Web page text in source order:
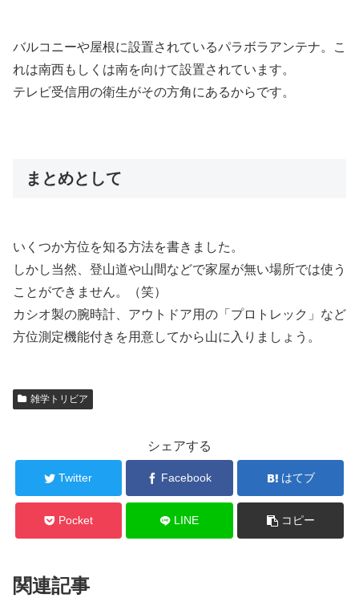
バルコニーや屋根に設置されているパラボラアンテナ。こ
れは南西もしくは南を向けて設置されています。
テレビ受信用の衛生がその方角にあるからです。
まとめとして
いくつか方位を知る方法を書きました。
しかし当然、登山道や山間などで家屋が無い場所では使う
ことができません。（笑）
カシオ製の腕時計、アウトドア用の「プロトレック」など
方位測定機能付きを用意してから山に入りましょう。
雑学トリビア
シェアする
Twitter Facebook はてブ
Pocket LINE コピー
関連記事